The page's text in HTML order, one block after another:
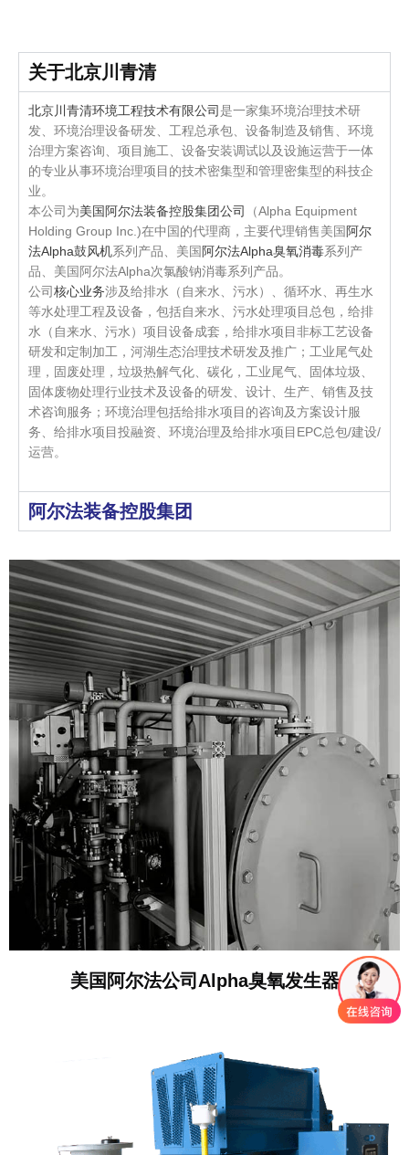
关于北京川青清
北京川青清环境工程技术有限公司 是一家集环境治理技术研
发、环境治理设备研发、工程总承包、设备制造及销售、环境
治理方案咨询、项目施工、设备安装调试以及设施运营于一体
的专业从事环境治理项目的技术密集型和管理密集型的科技企
业。
本公司为美国阿尔法装备控股集团公司
（Alpha Equipment
Holding Group Inc.)在中国的代理商，主要代理销售美国 阿尔
法Alpha鼓风机系列产品、美国 阿尔法Alpha臭氧消毒系列产
品、美国阿尔法Alpha次氯酸钠消毒系列产品。
公司 核心业务涉及给排水（自来水、污水）、循环水、再生水
等水处理工程及设备，包括自来水、污水处理项目总包，给排
水（自来水、污水）项目设备成套，给排水项目非标工艺设备
研发和定制加工，河湖生态治理技术研发及推广；工业尾气处
理，固废处理，垃圾热解气化、碳化，工业尾气、固体垃圾、
固体废物处理行业技术及设备的研发、设计、生产、销售及技
术咨询服务；环境治理包括给排水项目的咨询及方案设计服
务、给排水项目投融资、环境治理及给排水项目EPC总包/建设/
运营。
阿尔法装备控股集团
美国阿尔法公司Alpha臭氧发生器